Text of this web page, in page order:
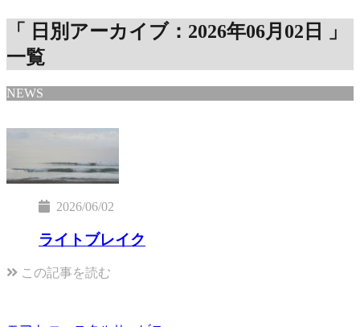
「 日別アーカイブ：2026年06月02日 」
一覧
NEWS
2026/06/02
ライトブレイク
この記事を読む